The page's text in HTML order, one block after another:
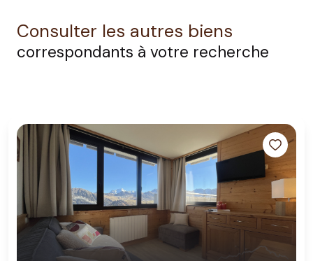
Consulter les autres biens
correspondants à votre recherche